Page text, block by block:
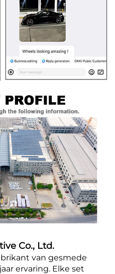
Co., Ltd.
van gesmede
ervaring. Elke set